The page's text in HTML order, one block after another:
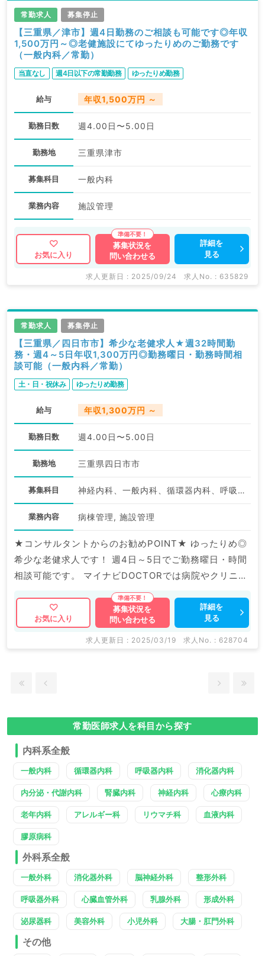
常勤求人 募集停止
【三重県／津市】週4日勤務のご相談も可能です◎年収
1,500万円～◎老健施設にてゆったりめのご勤務です
（一般内科／常勤）
当直なし 週4日以下の常勤勤務 ゆったりめ勤務
給与 年収1,500万円 ～
勤務日数 週4.00日〜5.00日
勤務地 三重県津市
募集科目 一般内科
業務内容 施設管理
お気に入り
募集状況を
問い合わせる
詳細を
見る
求人更新日 : 2025/09/24 求人No. : 635829
常勤求人 募集停止
【三重県／四日市市】希少な老健求人★週32時間勤
務・週4～5日年収1,300万円◎勤務曜日・勤務時間相
談可能（一般内科／常勤）
土・日・祝休み ゆったりめ勤務
給与 年収1,300万円 ～
勤務日数 週4.00日〜5.00日
勤務地 三重県四日市市
募集科目 神経内科、一般内科、循環器内科、呼吸器内科、消化器内科、腎臓内科、老年内科
業務内容 病棟管理, 施設管理
★コンサルタントからのお勧めPOINT★ ゆったりめ◎
希少な老健求人です！ 週4日～5日でご勤務曜日・時間
相談可能です。 マイナビDOCTORでは病院やクリニッ
クなどの医療機関求人はもちろんのこと、 掲載情報以
外にも産業医等の企業系求人も多数扱っています。 求
人内容の詳細等はお気軽にお問合せ下さい。
お気に入り
募集状況を
問い合わせる
詳細を
見る
求人更新日 : 2025/03/19 求人No. : 628704
常勤医師求人を科目から探す
内科系全般
一般内科 循環器内科 呼吸器内科 消化器内科
内分泌・代謝内科 腎臓内科 神経内科 心療内科
老年内科 アレルギー科 リウマチ科 血液内科
膠原病科
外科系全般
一般外科 消化器外科 脳神経外科 整形外科
呼吸器外科 心臓血管外科 乳腺外科 形成外科
泌尿器科 美容外科 小児外科 大腸・肛門外科
その他